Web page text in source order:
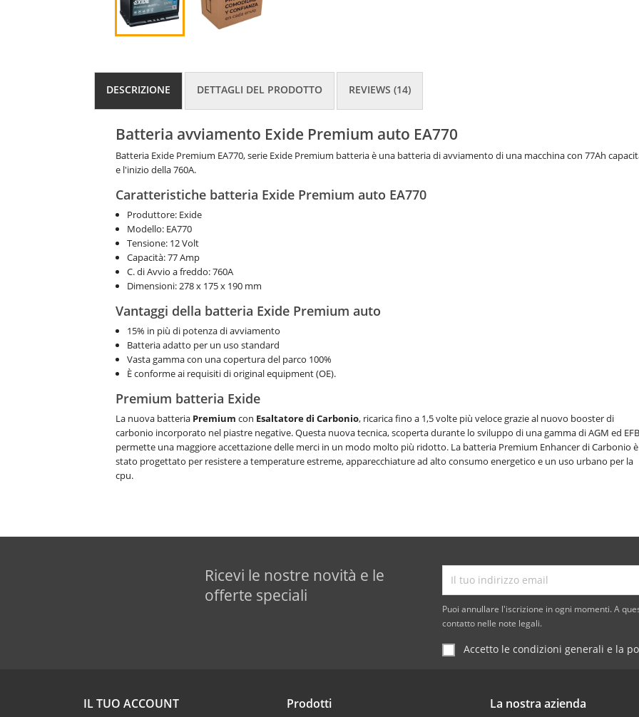
DESCRIZIONE DETTAGLI DEL PRODOTTO REVIEWS (14)
Batteria avviamento Exide Premium auto EA770
Batteria Exide Premium EA770, serie Exide Premium batteria è una batteria di avviamento di una macchina con 77Ah
e l'inizio della 760A.
Caratteristiche batteria Exide Premium auto EA770
Produttore: Exide
Modello: EA770
Tensione: 12 Volt
Capacità: 77 Amp
C. di Avvio a freddo: 760A
Dimensioni: 278 x 175 x 190 mm
Vantaggi della batteria Exide Premium auto
15% in più di potenza di avviamento
Batteria adatto per un uso standard
Vasta gamma con una copertura del parco 100%
È conforme ai requisiti di original equipment (OE).
Premium batteria Exide
La nuova batteria Premium con Esaltatore di Carbonio, ricarica fino a 1,5 volte più veloce grazie al nuovo booster di
carbonio incorporato nel piastre negative. Questa nuova tecnica, scoperta durante lo sviluppo di una gamma di AGM ed EFB
permette una maggiore accettazione delle merci in un modo molto più ridotto. La batteria Premium Enhancer di Carbonio è
stato progettato per resistere a temperature estreme, apparecchiature ad alto consumo energetico e un uso urbano per la
cpu.
Ricevi le nostre novità e le
offerte speciali
Puoi annullare l'iscrizione in ogni momenti. A
contatto nelle note legali.
Accetto le condizioni generali e la
IL TUO ACCOUNT Prodotti La nostra azienda